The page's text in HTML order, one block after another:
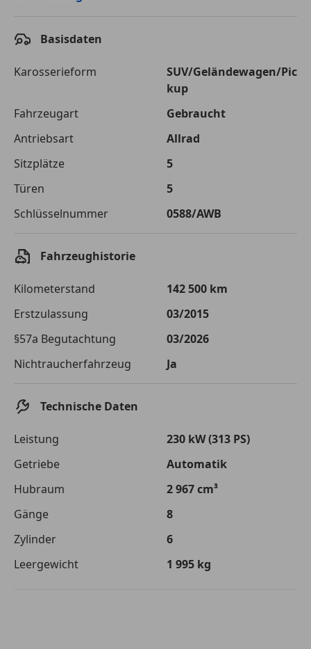
120 Monate
Kreditbetrag
€ 24 000,-
Gesamtbetrag
Einberechnete Gebühren
€ 0,-
Sollzinssatz
Monatliche Rate € 281,76
Die tatsächlichen Konditionen sind abhängig von Ihrer Bonität sowie
von der von Ihnen gewählten Bank. Rückzahlungszeitraum 1-10
Jahre. Zinsspanne Sollzinssatz: 2,90% - 14,90%.
Jetzt berechnen
Basisdaten
Karosserieform
SUV/Geländewagen/Pic
kup
Fahrzeugart
Gebraucht
Antriebsart
Allrad
Sitzplätze
5
Türen
5
Schlüsselnummer
0588/AWB
Fahrzeughistorie
Kilometerstand
142 500 km
Erstzulassung
03/2015
§57a Begutachtung
03/2026
Nichtraucherfahrzeug
Ja
Technische Daten
Leistung
230 kW (313 PS)
Getriebe
Automatik
Hubraum
2 967 cm³
Gänge
8
Zylinder
6
Leergewicht
1 995 kg